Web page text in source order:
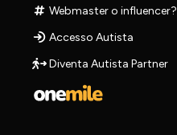
Webmaster o influencer?
Accesso Autista
Diventa Autista Partner